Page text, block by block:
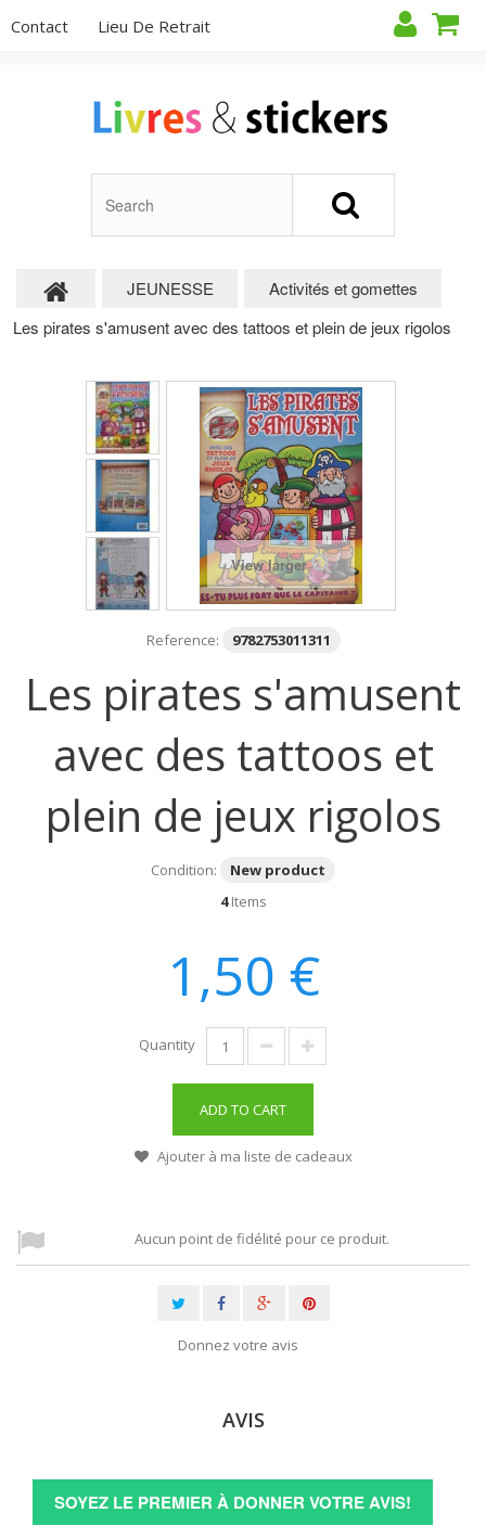
Contact Lieu De Retrait
JEUNESSE
Activités et gomettes
Les pirates s'amusent avec des tattoos et plein de jeux rigolos
View larger
Reference: 9782753011311
Les pirates s'amusent
avec des tattoos et
plein de jeux rigolos
Condition:
New product
4 Items
1,50 €
Quantity
ADD TO CART
Ajouter à ma liste de cadeaux
Aucun point de fidélité pour ce produit.
Donnez votre avis
AVIS
SOYEZ LE PREMIER À DONNER VOTRE AVIS!